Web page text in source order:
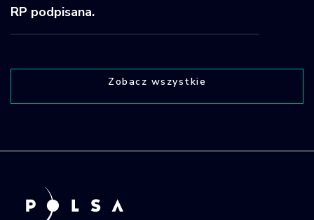
RP podpisana.
Zobacz wszystkie